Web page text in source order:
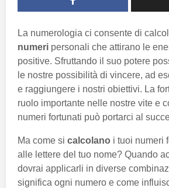
La numerologia ci consente di
numeri personali che attirano le
positive. Sfruttando il suo potere
le nostre possibilità di vincere, ad
e raggiungere i nostri obiettivi. La
ruolo importante nelle nostre vite e
numeri fortunati può portarci al
Ma come si calcolano i tuoi numeri
alle lettere del tuo nome? Quando
dovrai applicarli in diverse
significa ogni numero e come